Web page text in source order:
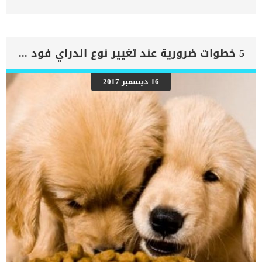
مكون اساسي من العناصر الغذائية التي يجب ان توجد في نظام غذائي
صحي ومتوازن. حيث أنها ضرورية للنمو و الوظائف الحيوية لجسم كلبك.
فيجب أن تتواجد معادن محددة في طعام الكلاب بكميات مناسبة لتوفير
الصحة المثلى لكلبك. من الوظائف الشائعة للمعادن هي تشكيل العظام
والغضاريف بالإضافة انها مهمة للأعصاب والعضلات وتنظيم توازن السوائل
ونقل الأكسجين في مجرى الدم وإنتاج الهرومونات . وتعمل المعادن معا
في تنظيم وظائف الجسم المختلفة والحفاظ على الأنشطة الطبيعية بشكل
يومي. على الرغم من أن عدم الحصول على ما يكفي من معادن معينة هو
أمر خطير، فإن الإفراط في تناول معدن معين يمكن ان يسبب […]
5 خطوات ضرورية عند تغيير نوع الدراي فود لحيوانك الأليف
16 ديسمبر 2017